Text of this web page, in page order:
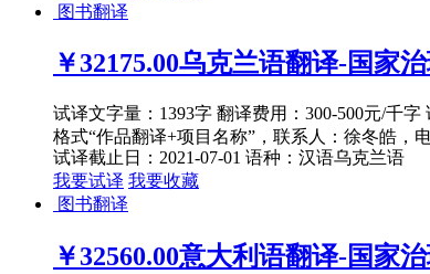
图书翻译
￥32175.00乌克兰语翻译-国家
试译文字量：1393字 翻译费用：300-500元/千
格式“作品翻译+项目名称”，联系人：徐冬皓，电
试译截止日：2021-07-01 语种：汉语乌克兰语
我要试译 我要收藏
图书翻译
￥32560.00意大利语翻译-国家